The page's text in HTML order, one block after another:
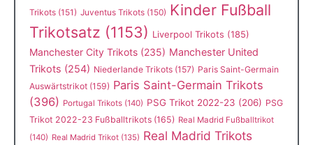
Trikots (151) Juventus Trikots (150) Kinder Fußball
Trikotsatz (1153) Liverpool Trikots (185)
Manchester City Trikots (235) Manchester United
Trikots (254) Niederlande Trikots (157) Paris Saint-Germain
Auswärtstrikot (159) Paris Saint-Germain Trikots
(396) Portugal Trikots (140) PSG Trikot 2022-23 (206) PSG
Trikot 2022-23 Fußballtrikots (165) Real Madrid Fußballtrikot
(140) Real Madrid Trikot (135) Real Madrid Trikots